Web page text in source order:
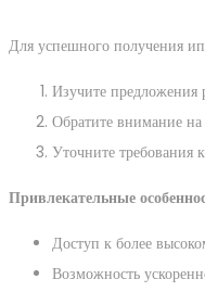
Для успешного получения
Изучите предложения
Обратите внимание
Уточните требования
Привлекательные
Доступ к более
Возможность